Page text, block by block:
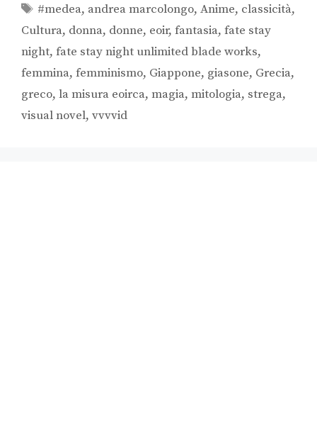
#medea, andrea marcolongo,Anime, classicità,
Cultura, donna, donne, eoir, fantasia, fate stay
night, fate stay night unlimited blade works,
femmina, femminismo, Giappone, giasone, Grecia,
greco, la misura eoirca, magia, mitologia, strega,
visual novel, vvvvid